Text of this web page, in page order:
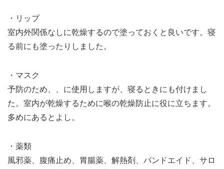
・リップ
室内外関係なしに乾燥するので塗っておくと良いです。寝
る前にも塗ったりしました。
・マスク
予防のため、、に使用しますが、寝るときにも付けまし
た。室内が乾燥するために喉の乾燥防止に役に立ちます。
多めにあるとよし。
・薬類
風邪薬、腹痛止め、胃腸薬、解熱剤、バンドエイド、サロ